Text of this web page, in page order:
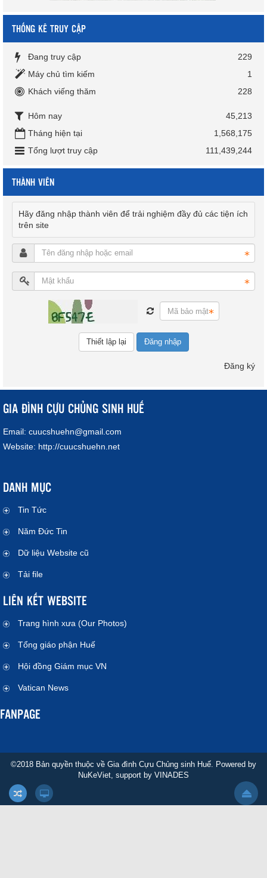
THỐNG KÊ TRUY CẬP
Đang truy cập
229
Máy chủ tìm kiếm
1
Khách viếng thăm
228
Hôm nay
45,213
Tháng hiện tại
1,568,175
Tổng lượt truy cập
111,439,244
THÀNH VIÊN
Hãy đăng nhập thành viên để trải nghiệm đầy đủ các tiện ích
trên site
Đăng nhập
Đăng ký
GIA ĐÌNH CỰU CHỦNG SINH HUẾ
Email: cuucshuehn@gmail.com
Website: http://cuucshuehn.net
DANH MỤC
Tin Tức
Năm Đức Tin
Dữ liệu Website cũ
Tải file
LIÊN KẾT WEBSITE
Trang hình xưa (Our Photos)
Tổng giáo phận Huế
Hội đồng Giám mục VN
Vatican News
FANPAGE
©2018 Bản quyền thuộc về Gia đình Cựu Chủng sinh Huế. Powered by
NuKeViet , support by VINADES